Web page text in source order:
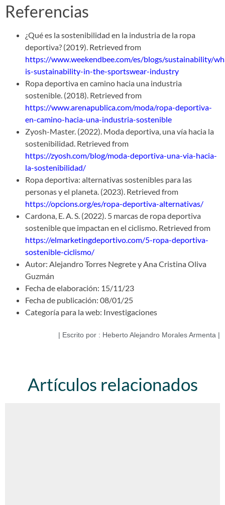
Referencias
¿Qué es la sostenibilidad en la industria de la ropa
deportiva? (2019). Retrieved from
https://www.weekendbee.com/es/blogs/sustainability/
is-sustainability-in-the-sportswear-industry
Ropa deportiva en camino hacia una industria
sostenible. (2018). Retrieved from
https://www.arenapublica.com/moda/ropa-deportiva-
en-camino-hacia-una-industria-sostenible
Zyosh-Master. (2022). Moda deportiva, una vía hacia la
sostenibilidad. Retrieved from
https://zyosh.com/blog/moda-deportiva-una-via-hacia-
la-sostenibilidad/
Ropa deportiva: alternativas sostenibles para las
personas y el planeta. (2023). Retrieved from
https://opcions.org/es/ropa-deportiva-alternativas/
Cardona, E. A. S. (2022). 5 marcas de ropa deportiva
sostenible que impactan en el ciclismo. Retrieved from
https://elmarketingdeportivo.com/5-ropa-deportiva-
sostenible-ciclismo/
Autor: Alejandro Torres Negrete y Ana Cristina Oliva
Guzmán
Fecha de elaboración: 15/11/23
Fecha de publicación: 08/01/25
Categoría para la web: Investigaciones
| Escrito por : Heberto Alejandro Morales Armenta |
Artículos relacionados